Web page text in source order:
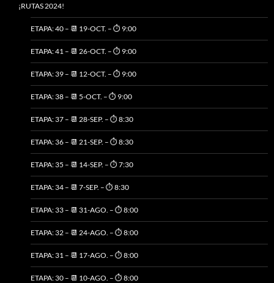
¡RUTAS 2024!
ETAPA: 40 – 📆 19-OCT. – ⏱️ 9:00
ETAPA: 41 – 📆 26-OCT. – ⏱️ 9:00
ETAPA: 39 – 📆 12-OCT. – ⏱️ 9:00
ETAPA: 38 – 📆 5-OCT. – ⏱️ 9:00
ETAPA: 37 – 📆 28-SEP. – ⏱️ 8:30
ETAPA: 36 – 📆 21-SEP. – ⏱️ 8:30
ETAPA: 35 – 📆 14-SEP. – ⏱️ 7:30
ETAPA: 34 – 📆 7-SEP. – ⏱️ 8:30
ETAPA: 33 – 📆 31-AGO. – ⏱️ 8:00
ETAPA: 32 – 📆 24-AGO. – ⏱️ 8:00
ETAPA: 31 – 📆 17-AGO. – ⏱️ 8:00
ETAPA: 30 – 📆 10-AGO. – ⏱️ 8:00